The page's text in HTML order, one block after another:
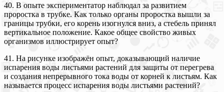
40. В опыте экспериментатор наблюдал за развитием
проростка в трубке. Как только органы проростка вышли за
границы трубки, его корень изогнулся вниз, а стебель принял
вертикальное положение. Какое общее свойство живых
организмов иллюстрирует опыт?
41. На рисунке изображён опыт, доказывающий наличие
испарения воды листьями растений для защиты от перегрева
и создания непрерывного тока воды от корней к листьям. Как
называется процесс испарения воды листьями растений?